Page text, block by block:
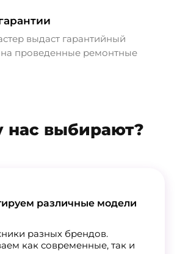
выдаст гарантийный
проведенные ремонтные
нас выбирают?
различные модели
разных брендов.
как современные, так и